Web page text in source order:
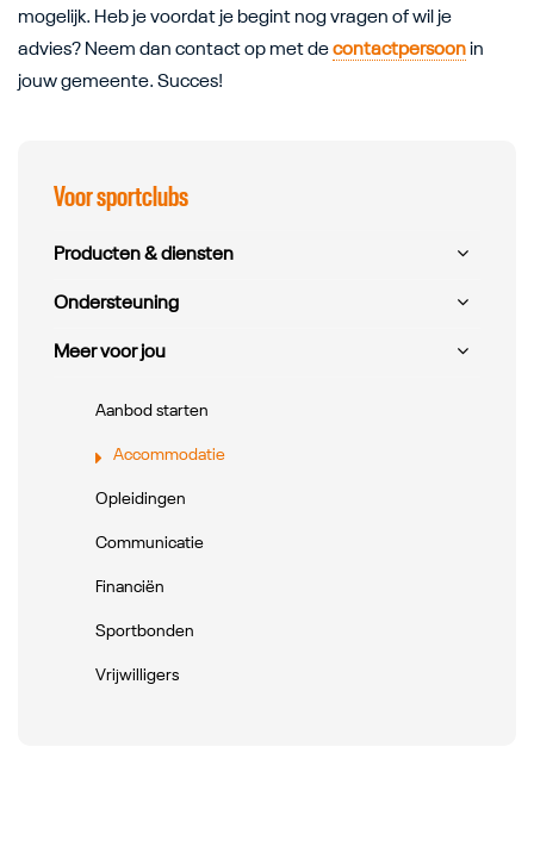
mogelijk. Heb je voordat je begint nog vragen of wil je
advies? Neem dan contact op met decontactpersoonin
jouw gemeente. Succes!
Submenu overslaan
Voor sportclubs
Producten & diensten
Ondersteuning
Meer voor jou
Aanbod starten
Accommodatie
Opleidingen
Communicatie
Financiën
Sportbonden
Vrijwilligers